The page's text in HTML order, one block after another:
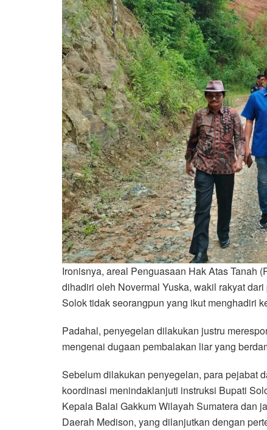
Ironisnya, areal Penguasaan Hak Atas Tanah
dihadiri oleh Novermal Yuska, wakil rakyat
Solok tidak seorangpun yang ikut menghadiri
Padahal, penyegelan dilakukan justru
mengenai dugaan pembalakan liar yang
Sebelum dilakukan penyegelan, para pejabat
koordinasi menindaklanjuti instruksi Bupati
Kepala Balai Gakkum Wilayah Sumatera dan
Daerah Medison, yang dilanjutkan dengan